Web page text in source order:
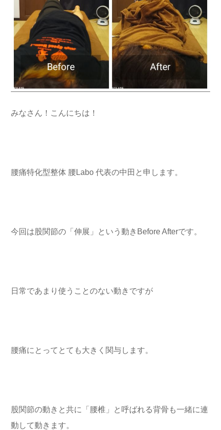
みなさん！こんにちは！
腰痛特化型整体 腰Labo 代表の中田と申します。
今回は股関節の「伸展」という動きBefore Afterです。
日常であまり使うことのない動きですが
腰痛にとってとても大きく関与します。
股関節の動きと共に「腰椎」と呼ばれる背骨も一緒に連
動して動きます。